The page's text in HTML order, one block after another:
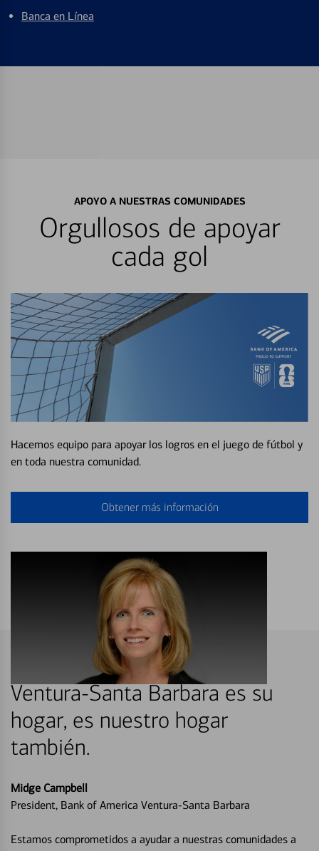
Banca en Línea
APOYO A NUESTRAS COMUNIDADES
Orgullosos de apoyar
cada gol
Hacemos equipo para apoyar los logros en el juego de fútbol y
en toda nuestra comunidad.
Obtener más información
Ventura-Santa Barbara es su
hogar, es nuestro hogar
también.
Midge Campbell
President, Bank of America Ventura-Santa Barbara
Estamos comprometidos a ayudar a nuestras comunidades a